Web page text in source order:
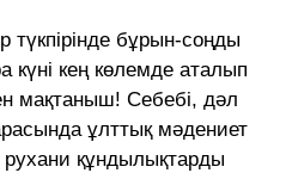
түкпірінде бұрын-соңды
күні кең көлемде аталып
мақтаныш! Себебі, дәл
ұлттық мәдениет
рухани құндылықтарды